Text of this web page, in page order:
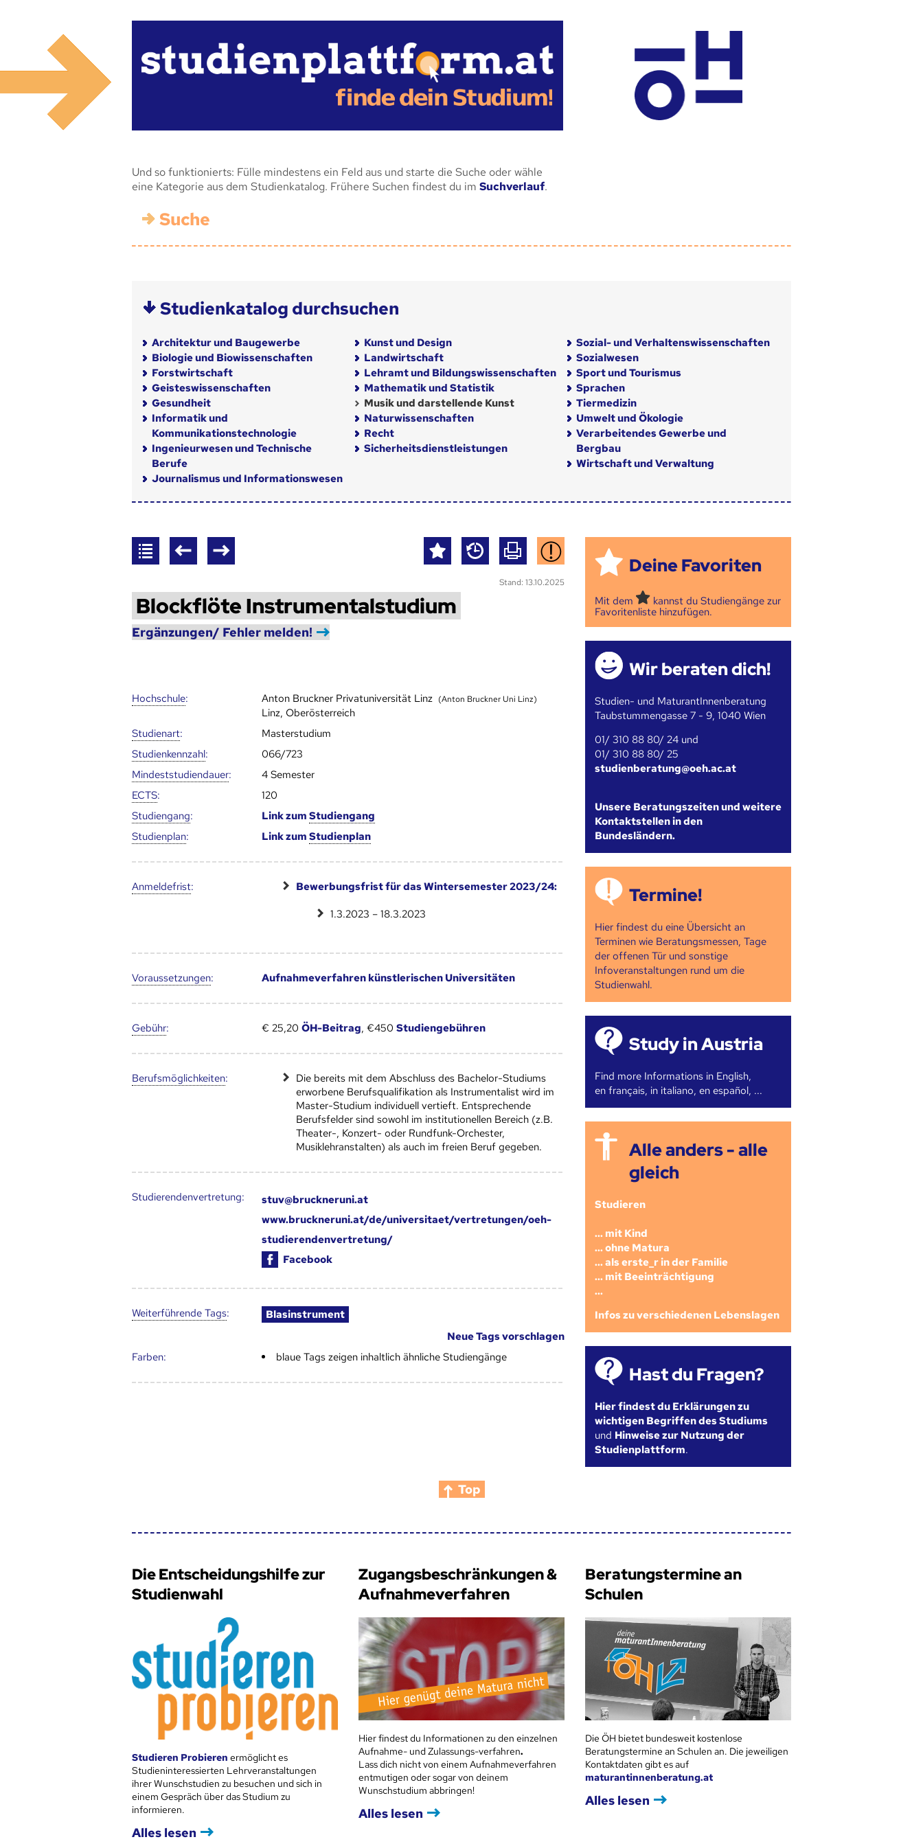
Und so funktionierts: Fülle mindestens ein Feld aus und starte die Suche oder wähle
eine Kategorie aus dem Studienkatalog. Frühere Suchen findest du im Suchverlauf.
Suche
Studienkatalog durchsuchen
Architektur und Baugewerbe
Biologie und Biowissenschaften
Forstwirtschaft
Geisteswissenschaften
Gesundheit
Informatik und
Kommunikationstechnologie
Ingenieurwesen und Technische
Berufe
Journalismus und Informationswesen
Kunst und Design
Landwirtschaft
Lehramt und Bildungswissenschaften
Mathematik und Statistik
Musik und darstellende Kunst
Naturwissenschaften
Recht
Sicherheitsdienstleistungen
Sozial- und Verhaltenswissenschaften
Sozialwesen
Sport und Tourismus
Sprachen
Tiermedizin
Umwelt und Ökologie
Verarbeitendes Gewerbe und
Bergbau
Wirtschaft und Verwaltung
Stand: 13.10.2025
Blockflöte Instrumentalstudium
Ergänzungen/ Fehler melden!
Hoch­schule: Anton Bruckner Privatuniversität Linz (Anton Bruckner Uni Linz)
Linz, Oberösterreich
Studienart:
Masterstudium
Studien­kenn­zahl:
066/723
Mindest­studien­dauer:
4 Semester
ECTS:
120
Studien­gang: Link zum Studien­gang
Studien­plan: Link zum Studien­plan
Anmelde­frist: Bewerbungsfrist für das Wintersemester 2023/24:
1.3.2023 – 18.3.2023
Voraus­setzungen: Aufnahmeverfahren künstlerischen Universitäten
Gebühr: € 25,20 ÖH-Beitrag, €450 Studiengebühren
Berufs­möglich­keiten:
Die bereits mit dem Abschluss des Bachelor-Studiums
erworbene Berufsqualifikation als Instrumentalist wird im
Master-Studium individuell vertieft. Entsprechende
Berufsfelder sind sowohl im institutionellen Bereich (z.B.
Theater-, Konzert- oder Rundfunk-Orchester,
Musiklehranstalten) als auch im freien Beruf gegeben.
Studierendenvertretung:
stuv@bruckneruni.at
www.bruckneruni.at/de/universitaet/vertretungen/oeh-
studierendenvertretung/
Facebook
Weiter­führende Tags:
Blasinstrument
Neue Tags vorschlagen
Farben:
blaue Tags zeigen inhaltlich ähnliche Studiengänge
Deine Favoriten
Mit dem
kannst du Studiengänge zur
Favoritenliste hinzufügen.
Wir beraten dich!
Studien- und MaturantInnenberatung
Taubstummengasse 7 - 9, 1040 Wien
01/ 310 88 80/ 24 und
01/ 310 88 80/ 25
studienberatung@oeh.ac.at
Unsere Beratungszeiten und weitere
Kontaktstellen in den
Bundesländern.
Termine!
Hier findest du eine Übersicht an
Terminen wie Beratungsmessen, Tage
der offenen Tür und sonstige
Infoveranstaltungen rund um die
Studienwahl.
Study in Austria
Find more Informations in English,
en français, in italiano, en español, ...
Alle anders - alle
gleich
Studieren
... mit Kind
... ohne Matura
... als erste_r in der Familie
... mit Beeinträchtigung
...
Infos zu verschiedenen Lebenslagen
Hast du Fragen?
Hier findest du Erklärungen zu
wichtigen Begriffen des Studiums
und Hinweise zur Nutzung der
Studienplattform.
Top
Die Entscheidungshilfe zur
Studienwahl
Studieren Probieren ermöglicht es
Studieninteressierten Lehrveranstaltungen
ihrer Wunschstudien zu besuchen und sich in
einem Gespräch über das Studium zu
informieren.
Alles lesen
Zugangsbeschränkungen &
Aufnahmeverfahren
Hier findest du Informationen zu den einzelnen
Aufnahme- und Zulassungs-verfahren.
Lass dich nicht von einem Aufnahmeverfahren
entmutigen oder sogar von deinem
Wunschstudium abbringen!
Alles lesen
Beratungstermine an
Schulen
Die ÖH bietet bundesweit kostenlose
Beratungstermine an Schulen an. Die jeweiligen
Kontaktdaten gibt es auf
maturantinnenberatung.at
Alles lesen